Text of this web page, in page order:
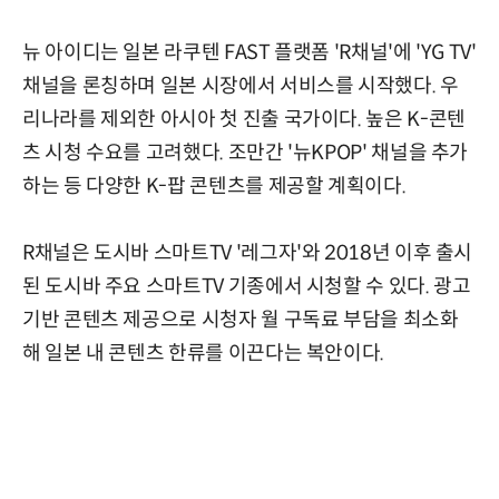
뉴 아이디는 일본 라쿠텐 FAST 플랫폼 'R채널'에 'YG TV'
채널을 론칭하며 일본 시장에서 서비스를 시작했다. 우
리나라를 제외한 아시아 첫 진출 국가이다. 높은 K-콘텐
츠 시청 수요를 고려했다. 조만간 '뉴KPOP' 채널을 추가
하는 등 다양한 K-팝 콘텐츠를 제공할 계획이다.
R채널은 도시바 스마트TV '레그자'와 2018년 이후 출시
된 도시바 주요 스마트TV 기종에서 시청할 수 있다. 광고
기반 콘텐츠 제공으로 시청자 월 구독료 부담을 최소화
해 일본 내 콘텐츠 한류를 이끈다는 복안이다.